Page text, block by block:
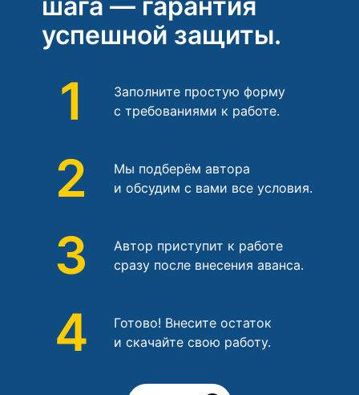
шага — гарантия
успешной защиты.
1
Заполните простую форму
с требованиями к работе.
2
Мы подберём автора
и обсудим с вами все условия.
3
Автор приступит к работе
сразу после внесения аванса.
4
Готово! Внесите остаток
и скачайте свою работу.